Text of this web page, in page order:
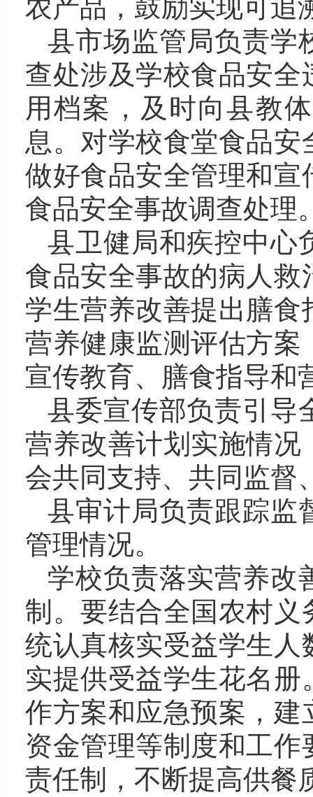
农产品，鼓励实现可追
县市场监管局负责学
查处涉及学校食品安
用档案，及时向县教
息。对学校食堂食品
做好食品安全管理和
食品安全事故调查处理
县卫健局和疾控中心
食品安全事故的病人
学生营养改善提出膳
营养健康监测评估方
宣传教育、膳食指导和
县委宣传部负责引导
营养改善计划实施情
会共同支持、共同监督
县审计局负责跟踪监
管理情况。
学校负责落实营养改
制。要结合全国农村义
统认真核实受益学生人
实提供受益学生花名册
作方案和应急预案，
资金管理等制度和工
责任制，不断提高供餐